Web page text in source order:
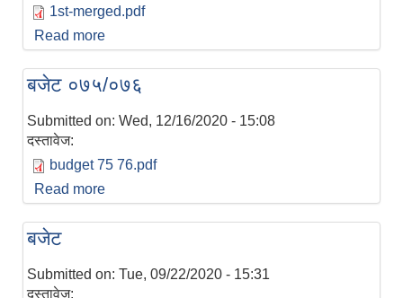
1st-merged.pdf
Read more
बजेट ०७५/०७६
Submitted on: Wed, 12/16/2020 - 15:08
दस्तावेज:
budget 75 76.pdf
Read more
बजेट
Submitted on: Tue, 09/22/2020 - 15:31
दस्तावेज: